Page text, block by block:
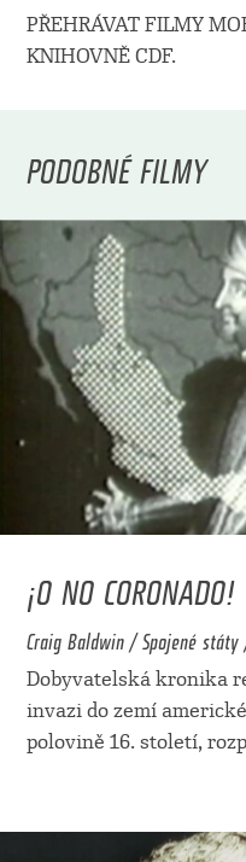
PŘEHRÁVAT FILMY
KNIHOVNĚ CDF.
PODOBNÉ FILMY
¡O NO CORONADO!
Craig Baldwin / Spojené
Dobyvatelská kronika
invazi do zemí
polovině 16. století,